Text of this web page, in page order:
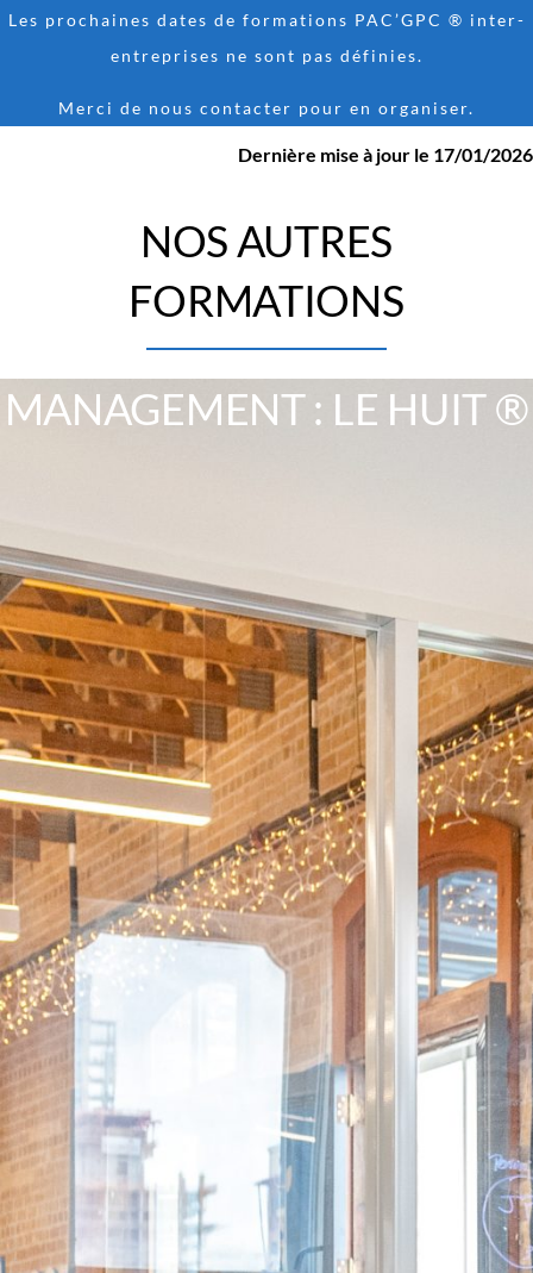
Les prochaines dates de formations PAC’GPC ® inter-
entreprises ne sont pas définies.
Merci de nous contacter pour en organiser.
Dernière mise à jour le 17/01/2026
NOS AUTRES
FORMATIONS
MANAGEMENT : LE HUIT ®